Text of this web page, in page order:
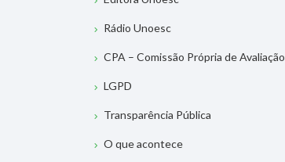
Rádio Unoesc
CPA – Comissão Própria de Avaliação
LGPD
Transparência Pública
O que acontece